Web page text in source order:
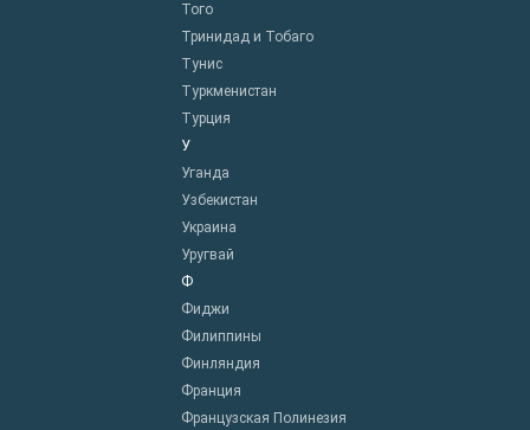
Того
Тринидад и Тобаго
Тунис
Туркменистан
Турция
У
Уганда
Узбекистан
Украина
Уругвай
Ф
Фиджи
Филиппины
Финляндия
Франция
Французская Полинезия